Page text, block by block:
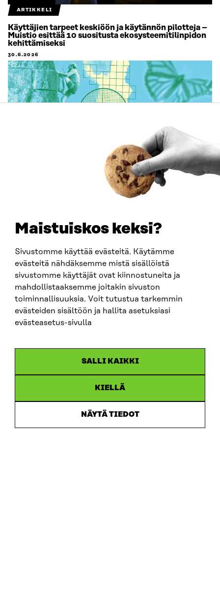
Maistuiskos keksi?
Sivustomme käyttää evästeitä. Käytämme
evästeitä nähdäksemme mistä sisällöistä
sivustomme käyttäjät ovat kiinnostuneita ja
mahdollistaaksemme joitakin sivuston
toiminnallisuuksia. Voit tutustua tarkemmin
evästeiden sisältöön ja hallita asetuksiasi
evästeasetus-sivulla
SALLI KAIKKI
KIELLÄ
NÄYTÄ TIEDOT
ARTIKKELI
Käyttäjien tarpeet keskiöön ja käytännön pilotteja –
Muistio esittää 10 suositusta ekosysteemitilinpidon
kehittämiseksi
30.6.2026
China shock 2.0 – Eurooppa havahtuu liian hitaasti